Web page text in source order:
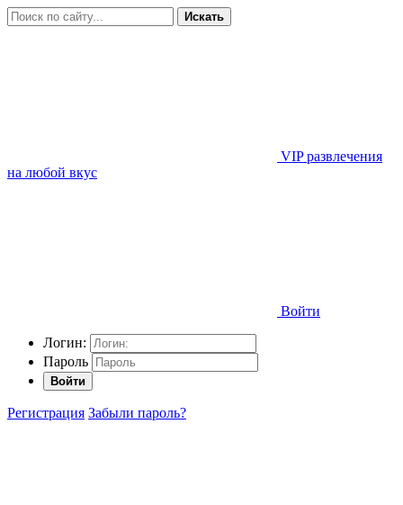
Искать
VIP развлечения
на любой вкус
Войти
Логин:
Пароль
Войти
Регистрация Забыли пароль?